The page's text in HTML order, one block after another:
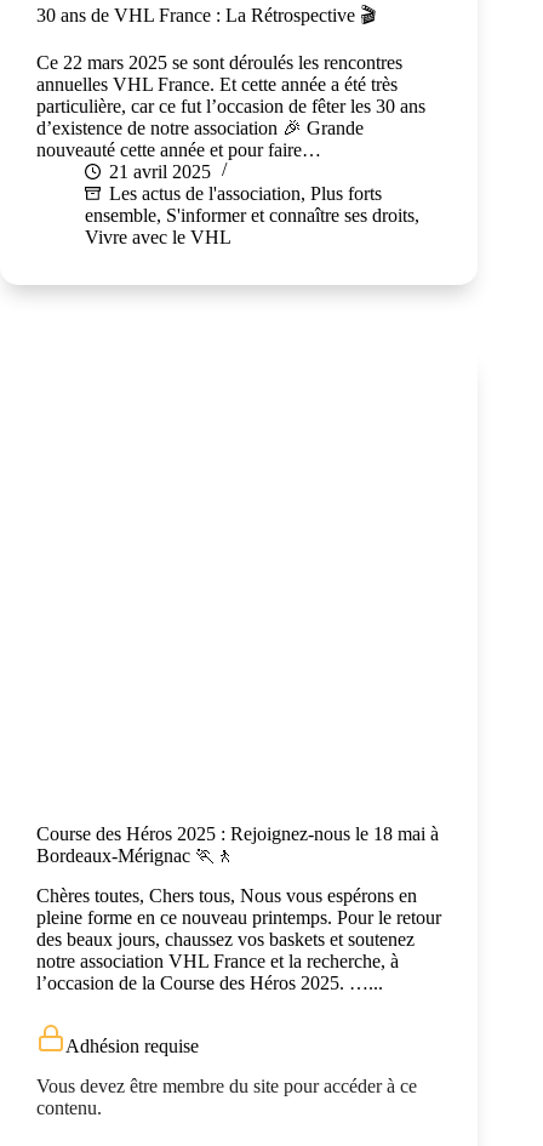
30 ans de VHL France : La Rétrospective 🎬
Ce 22 mars 2025 se sont déroulés les rencontres
annuelles VHL France. Et cette année a été très
particulière, car ce fut l’occasion de fêter les 30 ans
d’existence de notre association 🎉 Grande
nouveauté cette année et pour faire…
21 avril 2025
Les actus de l'association, Plus forts
ensemble, S'informer et connaître ses droits,
Vivre avec le VHL
Course des Héros 2025 : Rejoignez-nous le 18 mai à
Bordeaux-Mérignac 🏃🚶
Chères toutes, Chers tous, Nous vous espérons en
pleine forme en ce nouveau printemps. Pour le retour
des beaux jours, chaussez vos baskets et soutenez
notre association VHL France et la recherche, à
l’occasion de la Course des Héros 2025. …...
Adhésion requise
Vous devez être membre du site pour accéder à ce
contenu.